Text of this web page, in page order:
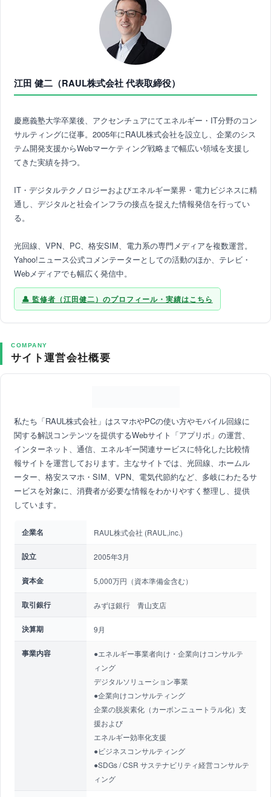
江田 健二（RAUL株式会社 代表取締役）
慶應義塾大学卒業後、アクセンチュアにてエネルギー・IT分野のコン
サルティングに従事。2005年にRAUL株式会社を設立し、企業のシス
テム開発支援からWebマーケティング戦略まで幅広い領域を支援し
てきた実績を持つ。
IT・デジタルテクノロジーおよびエネルギー業界・電力ビジネスに精
通し、デジタルと社会インフラの接点を捉えた情報発信を行ってい
る。
光回線、VPN、PC、格安SIM、電力系の専門メディアを複数運営。
Yahoo!ニュース公式コメンテーターとしての活動のほか、テレビ・
Webメディアでも幅広く発信中。
監修者（江田健二）のプロフィール・実績はこちら
COMPANY
サイト運営会社概要
私たち「RAUL株式会社」はスマホやPCの使い方やモバイル回線に
関する解説コンテンツを提供するWebサイト「アプリポ」の運営、
インターネット、通信、エネルギー関連サービスに特化した比較情
報サイトを運営しております。主なサイトでは、光回線、ホームル
ーター、格安スマホ・SIM、VPN、電気代節約など、多岐にわたるサ
ービスを対象に、消費者が必要な情報をわかりやすく整理し、提供
しています。
企業名 RAUL株式会社 (RAUL,inc.)
設立 2005年3月
資本金 5,000万円（資本準備金含む）
取引銀行 みずほ銀行 青山支店
決算期 9月
事業内容
●エネルギー事業者向け・企業向けコンサルテ
ィング
デジタルソリューション事業
●企業向けコンサルティング
企業の脱炭素化（カーボンニュートラル化）支
援および
エネルギー効率化支援
●ビジネスコンサルティング
●SDGs / CSR サステナビリティ経営コンサルテ
ィング